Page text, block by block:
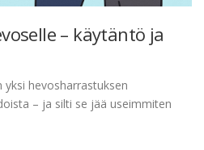
– käytäntö ja
hevosharrastuksen
– ja silti se jää useimmiten